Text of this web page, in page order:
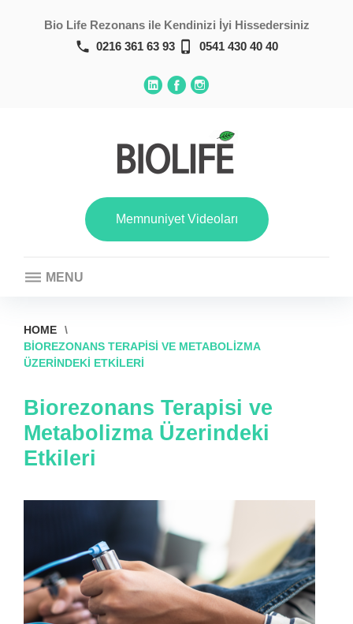
Bio Life Rezonans ile Kendinizi İyi Hissedersiniz
call 0216 361 63 93 phone_iphone 0541 430 40 40
MENU
Memnuniyet Videoları
HOME
\
BIOREZONANS TERAPISI VE METABOLIZMA
ÜZERINDEKI ETKILERI
Biorezonans Terapisi ve
Metabolizma Üzerindeki
Etkileri